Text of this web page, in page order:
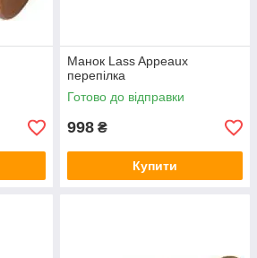
Манок Lass Appeaux
перепілка
Готово до відправки
998 ₴
Купити